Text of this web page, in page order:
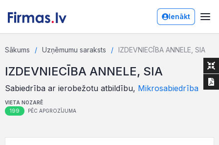
Ienākt
Sākums Uzņēmumu saraksts IZDEVNIECĪBA ANNELE, SIA
IZDEVNIECĪBA ANNELE, SIA
Sabiedrība ar ierobežotu atbildību, Mikrosabiedrība
VIETA NOZARĒ
199 PĒC APGROZĪJUMA